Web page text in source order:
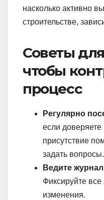
насколько активно
строительстве,
Советы
чтобы
процесс
Регулярно
если
присутствие
задать вопросы.
Ведите
Фиксируйте
изменения.